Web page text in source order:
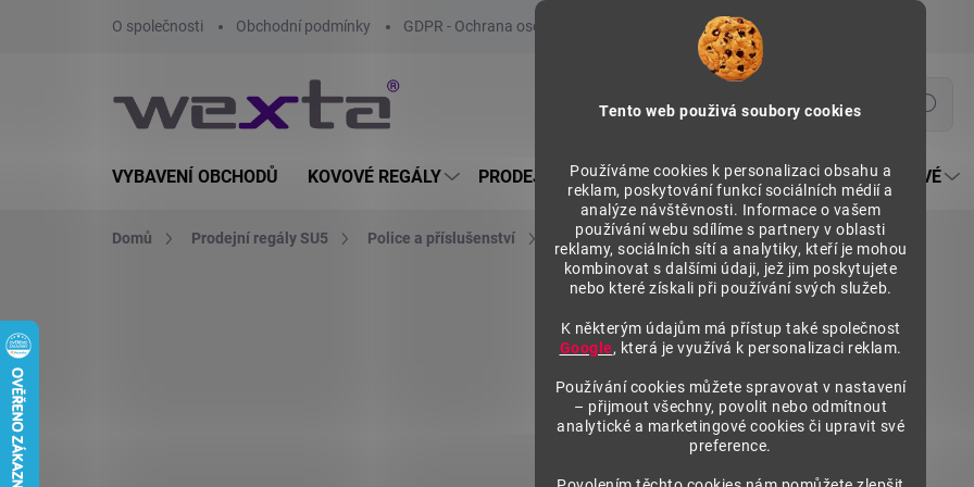
Tento web použivá soubory cookies
Používáme cookies k personalizaci obsahu a
reklam, poskytování funkcí sociálních médií a
analýze návštěvnosti. Informace o vašem
používání webu sdílíme s partnery v oblasti
reklamy, sociálních sítí a analytiky, kteří je mohou
kombinovat s dalšími údaji, jež jim poskytujete
nebo které získali při používání svých služeb.
K některým údajům má přístup také společnost
Google, která je využívá k personalizaci reklam.
Používání cookies můžete spravovat v nastavení
– přijmout všechny, povolit nebo odmítnout
analytické a marketingové cookies či upravit své
preference.
O společnosti Obchodní podmínky GDPR - Ochrana osobních údajů Prohlášení o používání COOKIES
Hledat
VYBAVENÍ OBCHODŮ KOVOVÉ REGÁLY PRODEJNÍ REGÁLY SU5 PULTY PRODEJNÍ SEKTOROVÉ
Domů Prodejní regály SU5 Police a příslušenství Police regálů Police na knihy